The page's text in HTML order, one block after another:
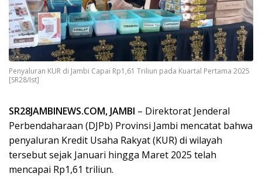
Penyaluran KUR di Jambi Capai Rp1,61 Triliun pada Kuartal Pertama 2025
[SR28/Ist]
SR28JAMBINEWS.COM, JAMBI – Direktorat Jenderal
Perbendaharaan (DJPb) Provinsi Jambi mencatat bahwa
penyaluran Kredit Usaha Rakyat (KUR) di wilayah
tersebut sejak Januari hingga Maret 2025 telah
mencapai Rp1,61 triliun.